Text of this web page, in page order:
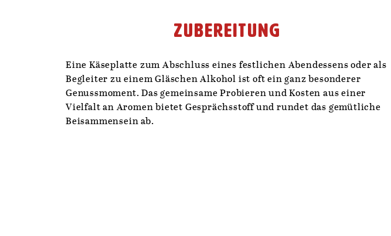
Zubereitung
Eine Käseplatte zum Abschluss eines festlichen Abendessens oder als
Begleiter zu einem Gläschen Alkohol ist oft ein ganz besonderer
Genussmoment. Das gemeinsame Probieren und Kosten aus einer
Vielfalt an Aromen bietet Gesprächsstoff und rundet das gemütliche
Beisammensein ab.